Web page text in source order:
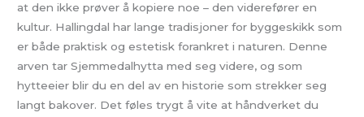
at den ikke prøver å kopiere noe – den viderefører en
kultur. Hallingdal har lange tradisjoner for byggeskikk som
er både praktisk og estetisk forankret i naturen. Denne
arven tar Sjemmedalhytta med seg videre, og som
hytteeier blir du en del av en historie som strekker seg
langt bakover. Det føles trygt å vite at håndverket du